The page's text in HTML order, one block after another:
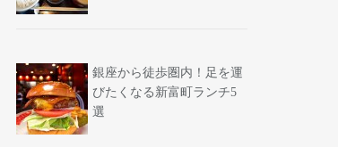
銀座から徒歩圏内！足を運
びたくなる新富町ランチ5
選